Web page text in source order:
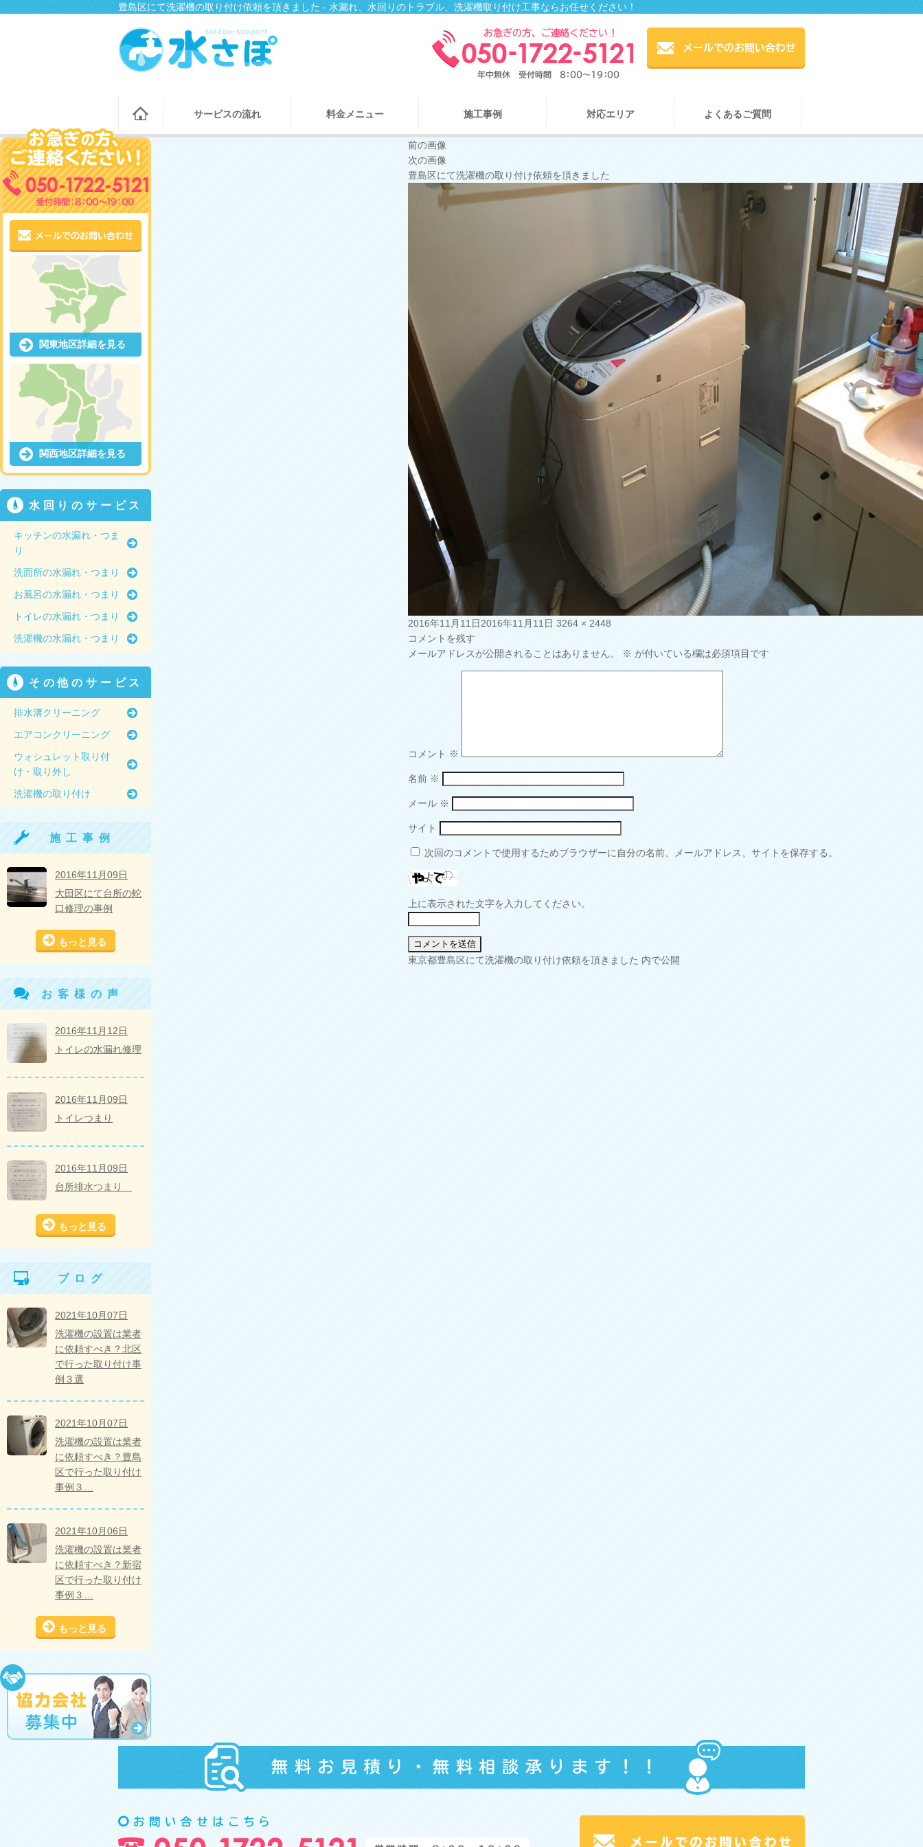
豊島区にて洗濯機の取り付け依頼を頂きました - 水漏れ、水回りのトラブル、洗濯機取り付け工事ならお任せください！
サービスの流れ 料金メニュー 施工事例 対応エリア よくあるご質問
前の画像
次の画像
豊島区にて洗濯機の取り付け依頼を頂きました
投
稿
日:
2016年11月11日2016年11月11日 フ
サ
3264 × 2448
コメントを残す
メールアドレスが公開されることはありません。
※ が付いている欄は必須項目です
コメント ※
名前 ※
メール ※
サイト
次回のコメントで使用するためブラウザーに自分の名前、メールアドレス、サイトを保存する。
上に表示された文字を入力してください。
投
東京都豊島区にて洗濯機の取り付け依頼を頂きました 内で公開
関東地区詳細を見る
関西地区詳細を見る
水回りのサービス
キッチンの水漏れ・つま
り
洗面所の水漏れ・つまり
お風呂の水漏れ・つまり
トイレの水漏れ・つまり
洗濯機の水漏れ・つまり
その他のサービス
排水溝クリーニング
エアコンクリーニング
ウォシュレット取り付
け・取り外し
洗濯機の取り付け
施工事例
2016年11月09日
大田区にて台所の蛇
口修理の事例
もっと見る
お客様の声
2016年11月12日
トイレの水漏れ修理
2016年11月09日
トイレつまり
2016年11月09日
台所排水つまり
もっと見る
ブログ
2021年10月07日
洗濯機の設置は業者
に依頼すべき？北区
で行った取り付け事
例３選
2021年10月07日
洗濯機の設置は業者
に依頼すべき？豊島
区で行った取り付け
事例３…
2021年10月06日
洗濯機の設置は業者
に依頼すべき？新宿
区で行った取り付け
事例３…
もっと見る